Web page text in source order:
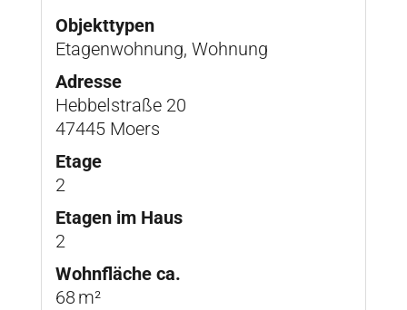
Objekttypen
Etagenwohnung, Wohnung
Adresse
Hebbelstraße 20
47445 Moers
Etage
2
Etagen im Haus
2
Wohnfläche ca.
68 m²